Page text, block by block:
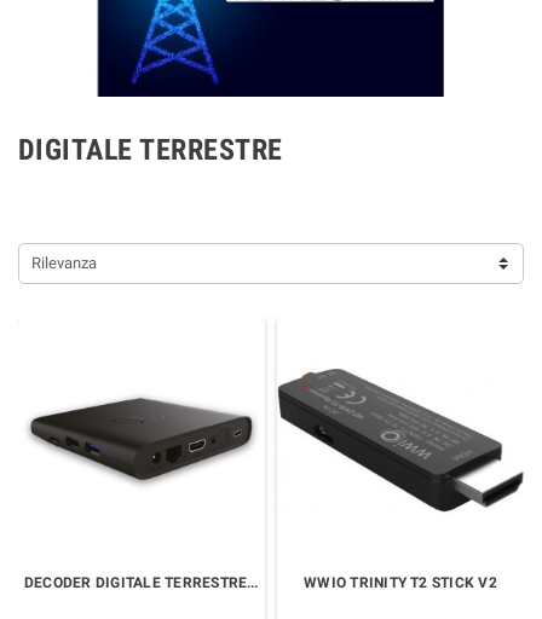
DIGITALE TERRESTRE
Rilevanza
DECODER DIGITALE TERRESTRE ANDROID HOMATICS BOX Q WWIO TRINITY T2 STICK V2